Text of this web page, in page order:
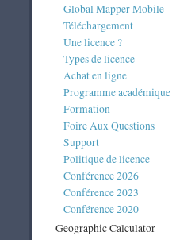
Global Mapper Mobile
Téléchargement
Une licence ?
Types de licence
Achat en ligne
Programme académique
Formation
Foire Aux Questions
Support
Politique de licence
Conférence 2026
Conférence 2023
Conférence 2020
Geographic Calculator